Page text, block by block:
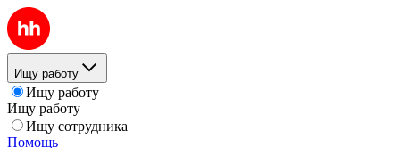
Ищу работу
Ищу работу
Ищу работу
Ищу сотрудника
Помощь